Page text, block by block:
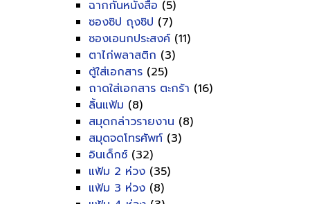
ฉากกั้นหนังสือ (5)
ซองซิป ถุงซิป (7)
ซองเอนกประสงค์ (11)
ตาไก่พลาสติก (3)
ตู้ใส่เอกสาร (25)
ถาดใส่เอกสาร ตะกร้า (16)
ลิ้นแฟ้ม (8)
สมุดกล่าวรายงาน (8)
สมุดจดโทรศัพท์ (3)
อินเด็กซ์ (32)
แฟ้ม 2 ห่วง (35)
แฟ้ม 3 ห่วง (8)